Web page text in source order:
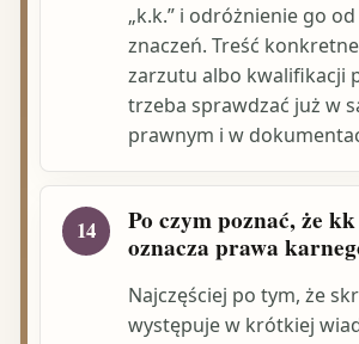
„k.k.” i odróżnienie go
znaczeń. Treść
zarzutu albo kwalifikacji
trzeba sprawdzać już w
prawnym i w
14
Po czym poznać, że
oznacza prawa
Najczęściej po tym, że
występuje w krótkiej